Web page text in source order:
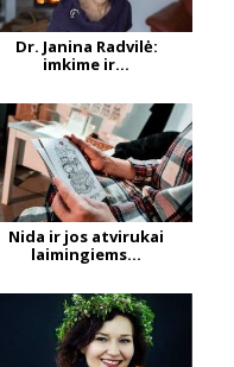
Dr. Janina Radvilė:
imkime ir...
Nida ir jos atvirukai
laimingiems...